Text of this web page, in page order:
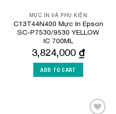
MỰC IN VÀ PHỤ KIỆN
C13T44N400 Mực In Epson
SC-P7530/9530 YELLOW
IC 700ML
3,824,000 ₫
ADD TO CART